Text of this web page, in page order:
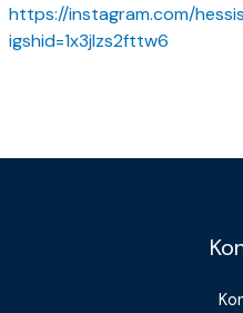
https://instagram.com/
igshid=1x3jlzs2fttw6